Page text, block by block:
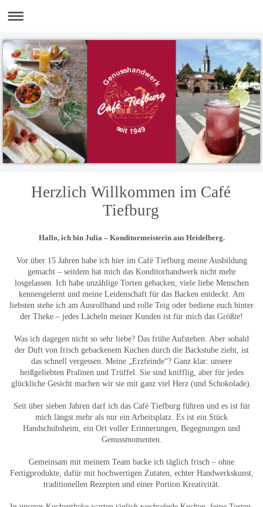
Herzlich Willkommen im Café
Tiefburg
Hallo, ich bin Julia – Konditormeisterin aus Heidelberg.
Vor über 15 Jahren habe ich hier im Café Tiefburg meine Ausbildung
gemacht – seitdem hat mich das Konditorhandwerk nicht mehr
losgelassen. Ich habe unzählige Torten gebacken, viele liebe Menschen
kennengelernt und meine Leidenschaft für das Backen entdeckt. Am
liebsten stehe ich am Ausrollband und rolle Teig oder bediene euch hinter
der Theke – jedes Lächeln meiner Kunden ist für mich das Größte!
Was ich dagegen nicht so sehr liebe? Das frühe Aufstehen. Aber sobald
der Duft von frisch gebackenem Kuchen durch die Backstube zieht, ist
das schnell vergessen. Meine „Erzfeinde“? Ganz klar: unsere
heißgeliebten Pralinen und Trüffel. Sie sind knifflig, aber für jedes
glückliche Gesicht machen wir sie mit ganz viel Herz (und Schokolade).
Seit über sieben Jahren darf ich das Café Tiefburg führen und es ist für
mich längst mehr als nur ein Arbeitsplatz. Es ist ein Stück
Handschuhsheim, ein Ort voller Erinnerungen, Begegnungen und
Genussmomenten.
Gemeinsam mit meinem Team backe ich täglich frisch – ohne
Fertigprodukte, dafür mit hochwertigen Zutaten, echter Handwerkskunst,
traditionellen Rezepten und einer Portion Kreativität.